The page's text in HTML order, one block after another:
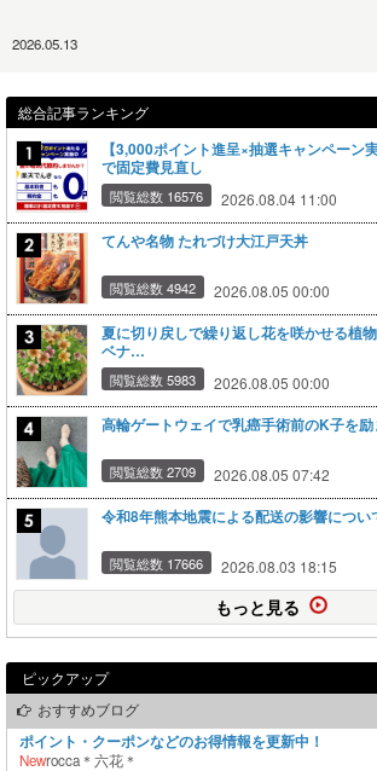
2026.05.13
総合記事ランキング
【3,000ポイント進呈×抽選キャンペーン
で固定費見直し
閲覧総数 16576 2026.08.04 11:00
てんや名物 たれづけ大江戸天丼
閲覧総数 4942 2026.08.05 00:00
夏に切り戻しで繰り返し花を咲かせる植
ベナ…
閲覧総数 5983 2026.08.05 00:00
高輪ゲートウェイで乳癌手術前のK子を
閲覧総数 2709 2026.08.05 07:42
令和8年熊本地震による配送の影響につ
閲覧総数 17666 2026.08.03 18:15
もっと見る
ピックアップ
おすすめブログ
ポイント・クーポンなどのお得情報を更新中！
Newrocca＊六花＊